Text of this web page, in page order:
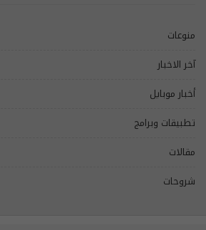
منوعات
آخر الاخبار
أخبار موبايل
تطبيقات وبرامج
مقالات
شروحات